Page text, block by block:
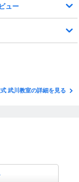
ュー
武川教室の詳細を見る